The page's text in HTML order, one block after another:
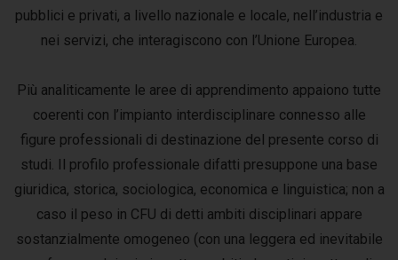
pubblici e privati, a livello nazionale e locale, nell’industria e
nei servizi, che interagiscono con l’Unione Europea.
Più analiticamente le aree di apprendimento appaiono tutte
coerenti con l’impianto interdisciplinare connesso alle
figure professionali di destinazione del presente corso di
studi. Il profilo professionale difatti presuppone una base
giuridica, storica, sociologica, economica e linguistica; non a
caso il peso in CFU di detti ambiti disciplinari appare
sostanzialmente omogeneo (con una leggera ed inevitabile